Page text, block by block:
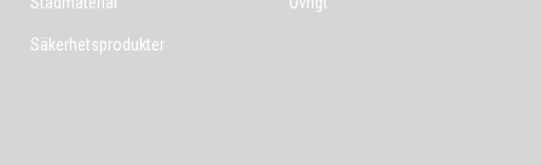
Säkerhetsprodukter